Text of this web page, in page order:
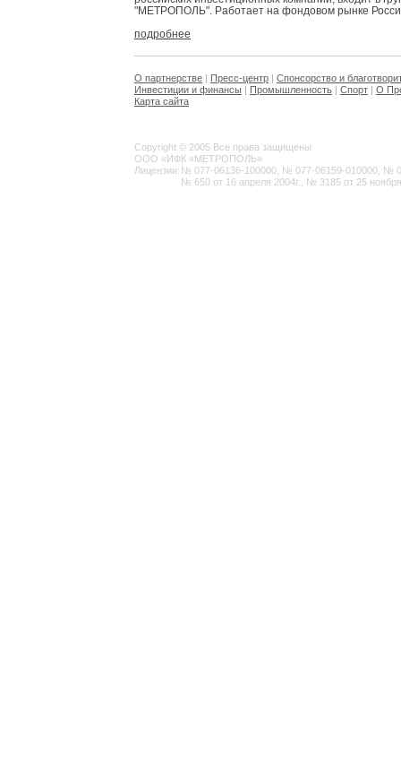
"МЕТРОПОЛЬ". Работает на фондовом рынке
подробнее
О партнерстве | Пресс-центр | Спонсорство и
Инвестиции и финансы | Промышленность | Спорт | О
Карта сайта
Copyright © 2005 Все права защищены
ООО «ИФК «МЕТРОПОЛЬ»
Лицензии: № 077-06136-100000, № 077-06159-010000, №
№ 650 от 16 апреля 2004г., № 3185 от 25